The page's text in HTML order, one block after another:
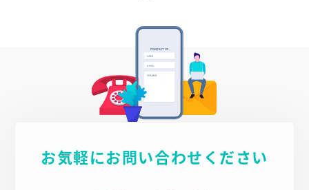
お気軽にお問い合わせください